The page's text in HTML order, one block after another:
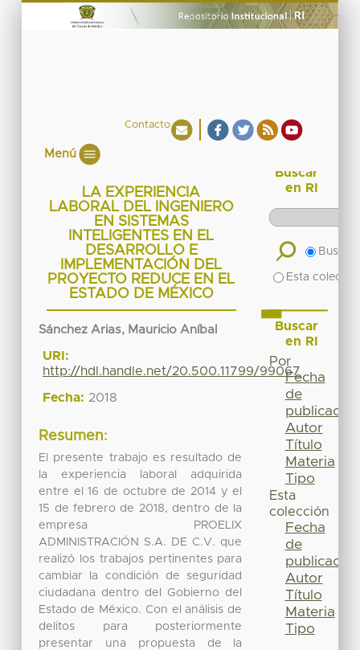
Contacto
Menú
LA EXPERIENCIA
LABORAL DEL INGENIERO
EN SISTEMAS
INTELIGENTES EN EL
DESARROLLO E
IMPLEMENTACIÓN DEL
PROYECTO REDUCE EN EL
ESTADO DE MÉXICO
Sánchez Arias, Mauricio Aníbal
URI:
http://hdl.handle.net/20.500.11799/99067
Fecha: 2018
Resumen:
El presente trabajo es resultado de
la experiencia laboral adquirida
entre el 16 de octubre de 2014 y el
15 de febrero de 2018, dentro de la
empresa PROELIX
ADMINISTRACIÓN S.A. DE C.V. que
realizó los trabajos pertinentes para
cambiar la condición de seguridad
ciudadana dentro del Gobierno del
Estado de México. Con el análisis de
delitos para posteriormente
presentar una propuesta de la
Buscar
en RI
Buscar
Esta
Buscar
en RI
Por
Fecha
de
publicación
Autor
Título
Materia
Tipo
Esta
colección
Fecha
de
publicación
Autor
Título
Materia
Tipo